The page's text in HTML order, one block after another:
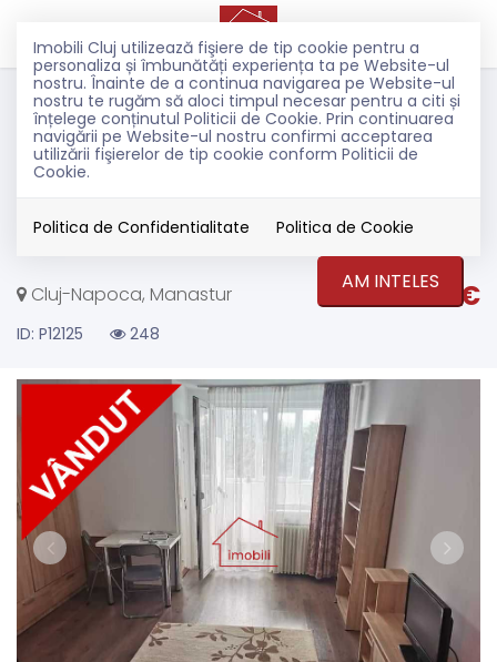
Imobili Cluj utilizează fişiere de tip cookie pentru a
personaliza și îmbunătăți experiența ta pe Website-ul
nostru. Înainte de a continua navigarea pe Website-ul
nostru te rugăm să aloci timpul necesar pentru a citi și
înțelege conținutul Politicii de Cookie. Prin continuarea
navigării pe Website-ul nostru confirmi acceptarea
utilizării fişierelor de tip cookie conform Politicii de
Cookie.
Politica de Confidentialitate Politica de Cookie
AM INTELES
Vanzare
Apartamente
Cluj-Napoca
Manastur
cu 1 camere in cartierul Manastur
Cluj-Napoca, Manastur 89.900€
ID: P12125 248